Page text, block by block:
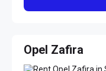
Opel Zafira